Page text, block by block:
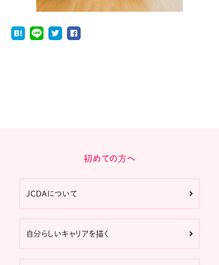
初めての方へ
JCDAについて
自分らしいキャリアを描く